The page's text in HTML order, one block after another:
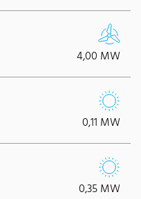
4,00 MW
0,11 MW
0,35 MW